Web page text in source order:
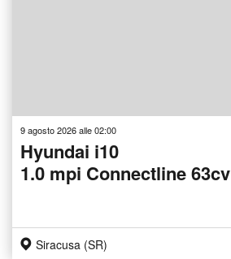
9 agosto 2026 alle 02:00
Hyundai i10
1.0 mpi Connectline 63cv
Siracusa (SR)